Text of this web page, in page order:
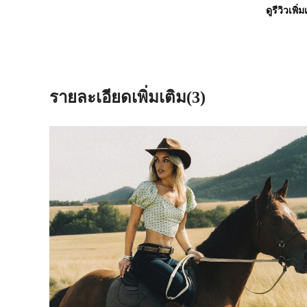
ดูรีวิวเพิ่ม
รายละเอียดเพิ่มเติม(3)